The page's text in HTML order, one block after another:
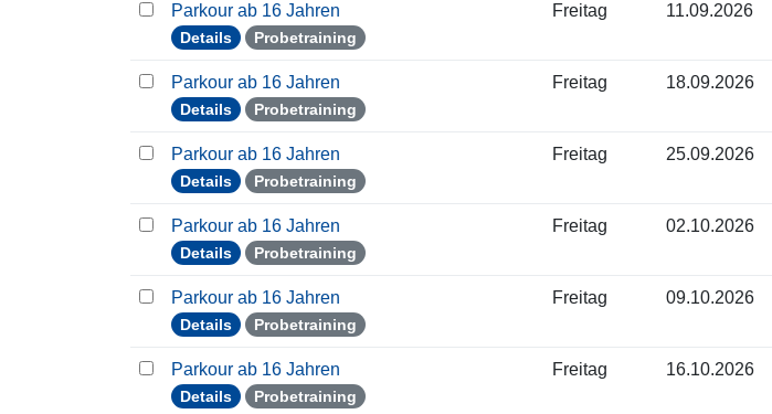
Parkour ab 16 Jahren
Details Probetraining
Freitag 11.09.2026
Parkour ab 16 Jahren
Details Probetraining
Freitag 18.09.2026
Parkour ab 16 Jahren
Details Probetraining
Freitag 25.09.2026
Parkour ab 16 Jahren
Details Probetraining
Freitag 02.10.2026
Parkour ab 16 Jahren
Details Probetraining
Freitag 09.10.2026
Parkour ab 16 Jahren
Details Probetraining
Freitag 16.10.2026